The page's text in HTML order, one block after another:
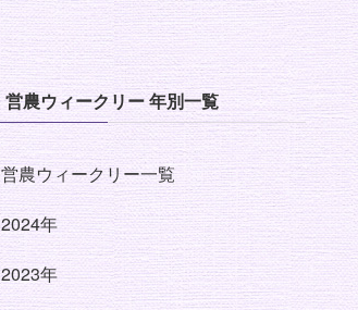
営農ウィークリー 年別一覧
営農ウィークリー一覧
2024年
2023年